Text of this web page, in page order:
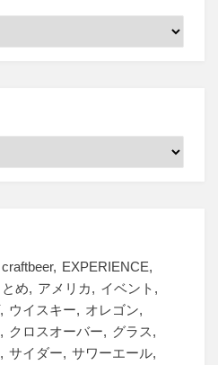
craftbeer
EXPERIENCE
とめ アメリカ
イベント
ウイスキー
オレゴン
クロスオーバー
グラス
サイダー
サワーエール